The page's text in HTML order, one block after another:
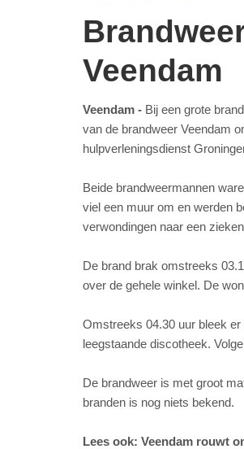
Brandweerman omgekomen bij brand in
Veendam
Veendam
Bij een grote
van de brandweer Veendam
hulpverleningsdienst
Beide brandweermannen
viel een muur om en werden
verwondingen naar een
De brand brak omstreeks
over de gehele winkel. De
Omstreeks 04.30 uur bleek
leegstaande discotheek.
De brandweer is met groot
branden is nog niets bekend.
Lees ook: Veendam rouwt